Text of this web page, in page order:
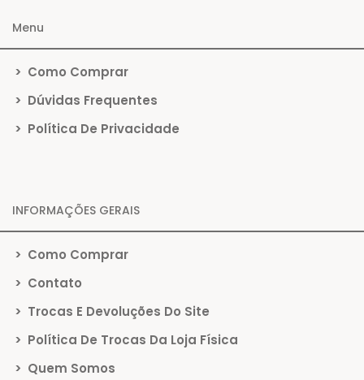
Menu
> Como Comprar
> Dúvidas Frequentes
> Política De Privacidade
INFORMAÇÕES GERAIS
> Como Comprar
> Contato
> Trocas E Devoluções Do Site
> Política De Trocas Da Loja Física
> Quem Somos